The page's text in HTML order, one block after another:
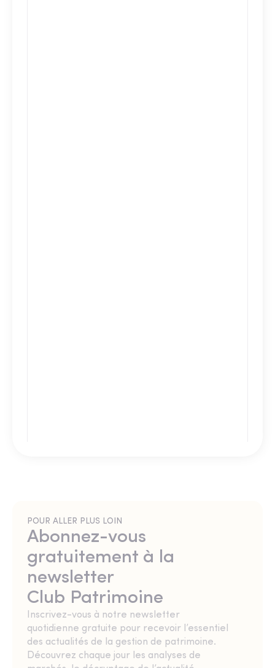
POUR ALLER PLUS LOIN
Abonnez-vous
gratuitement à la
newsletter
Club Patrimoine
Inscrivez-vous à notre newsletter
quotidienne gratuite pour recevoir l’essentiel
des actualités de la gestion de patrimoine.
Découvrez chaque jour les analyses de